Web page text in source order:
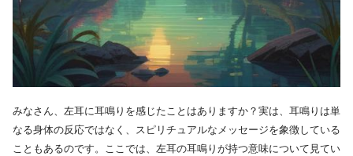
みなさん、左耳に耳鳴りを感じたことはありますか？実は、耳鳴りは単
なる身体の反応ではなく、スピリチュアルなメッセージを象徴している
こともあるのです。ここでは、左耳の耳鳴りが持つ意味について見てい